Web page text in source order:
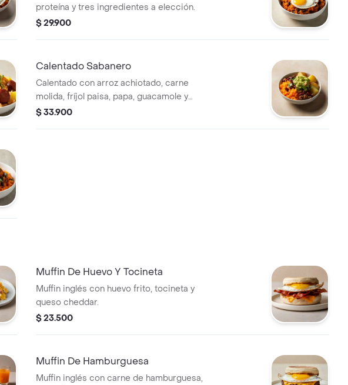
proteína y tres ingredientes a elección.
$ 29.900
Calentado Sabanero
Calentado con arroz achiotado, carne
molida, fríjol paisa, papa, guacamole y
cilantro.
$ 33.900
Muffin De Huevo Y Tocineta
Muffin inglés con huevo frito, tocineta y
queso cheddar.
$ 23.500
Muffin De Hamburguesa
Muffin inglés con carne de hamburguesa,